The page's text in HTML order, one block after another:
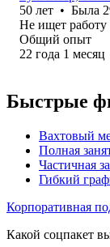
50 лет • Была
Не ищет работу
Общий опыт
22 года 1 месяц
Быстрые
Вахтовый
Полная
Частичная
Гибкий
Корпоративная
Какой соцпакет